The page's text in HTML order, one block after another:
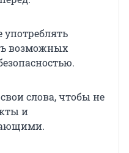
употреблять
возможных
слова, чтобы не
и